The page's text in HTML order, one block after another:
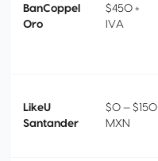
BanCoppel
Oro
$450 +
IVA
LikeU
Santander
$0 — $150
MXN